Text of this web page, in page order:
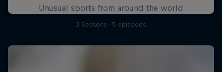
Unusual sports from around the world
3 Seasons · 5 episodes